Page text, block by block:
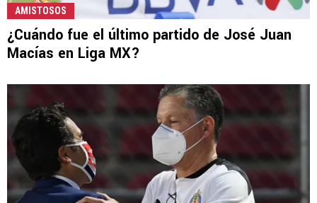
AMISTOSOS
¿Cuándo fue el último partido de José Juan
Macías en Liga MX?